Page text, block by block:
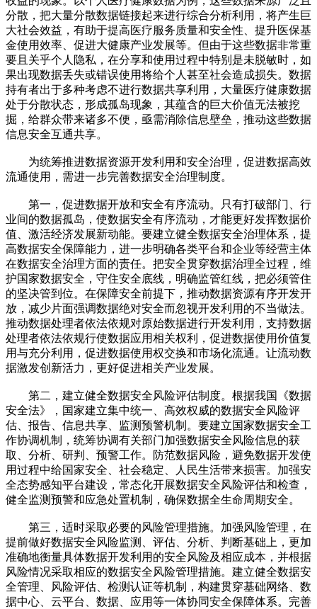
分散，把大量分散数据链接起来进行综合分析利用，将产生巨
大社会效益，有助于提高医疗服务质量和安全性、提升医保基
金使用效率、促进大健康产业发展等。但由于这些数据非常重
要且关乎个人隐私，在分享和使用过程中特别是未脱敏时，如
果出现数据丢失或错误使用将给个人甚至社会造成损失。数据
持有者出于多种考虑不进行数据共享利用，大量医疗健康数据
处于分散状态，形成孤岛现象，其蕴含的巨大价值无法被挖
掘，给群众带来诸多不便，亟需消除信息壁垒，推动这些数据
信息安全互通共享。
为统筹推进数据资源开发利用和安全治理，促进数据高效
流通使用，需进一步完善数据安全治理制度。
第一，促进数据开放和安全有序流动。只有打破部门、行
业间的数据孤岛，使数据安全有序流动，才能更好发挥数据价
值、激活经济发展新动能。要建立健全数据安全治理体系，提
高数据安全保障能力，进一步明确各类平台和企业等经营主体
在数据安全治理方面的责任。把安全贯穿数据治理全过程，维
护国家数据安全，守住安全底线，明确监管红线，把必须管住
的坚决管到位。在保障安全前提下，推动数据资源有序开发开
放，减少片面强调数据绝对安全而忽视开发利用的不当做法。
推动数据处理者依法依规对原始数据进行开发利用，支持数据
处理者依法依规行使数据应用相关权利，促进数据使用价值复
用与充分利用，促进数据使用权交换和市场化流通。让流动数
据激发创新活力，更好促进相关产业发展。
第二，建立健全数据安全风险评估制度。根据我国《数据
安全法》，国家建立集中统一、高效权威的数据安全风险评
估、报告、信息共享、监测预警机制。要建立国家数据安全工
作协调机制，统筹协调有关部门加强数据安全风险信息的获
取、分析、研判、预警工作。防范数据风险，避免数据开发使
用过程中给国家安全、社会稳定、人民生活带来损害。加强安
全态势感知平台建设，常态化开展数据安全风险评估和检查，
健全监测预警和应急处置机制，确保数据全生命周期安全。
第三，适时采取必要的风险管理措施。加强风险管理，在
提前做好数据安全风险监测、评估、分析、判断基础上，更加
准确地衡量具体数据开发利用的安全风险及相应成本，并根据
风险情况采取相应的数据安全风险管理措施。建立健全数据安
全管理、风险评估、检测认证等机制，构建贯穿基础网络、数
据中心、云平台、数据、应用等一体协同安全保障体系。完善